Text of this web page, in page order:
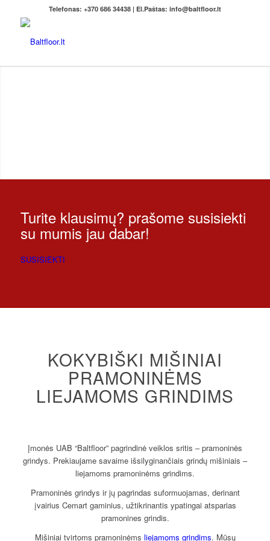
Telefonas: +370 686 34438 | El.Paštas: info@baltfloor.lt
Turite klausimų? prašome susisiekti
su mumis jau dabar!
SUSISIEKTI
KOKYBIŠKI MIŠINIAI
PRAMONINĖMS
LIEJAMOMS GRINDIMS
Įmonės UAB “Baltfloor” pagrindinė veiklos sritis – pramoninės
grindys. Prekiaujame savaime išsilyginančiais grindų mišiniais –
liejamoms pramoninėms grindims.
Pramoninės grindys ir jų pagrindas suformuojamas, derinant
įvairius Cemart gaminius, užtikrinantis ypatingai atsparias
pramonines grindis.
Mišiniai tvirtoms pramoninėms liejamoms grindims. Mūsų